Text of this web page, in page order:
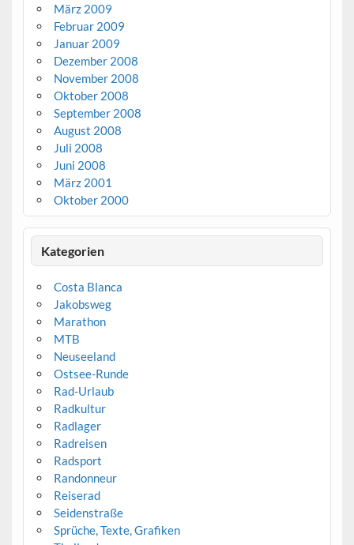
März 2009
Februar 2009
Januar 2009
Dezember 2008
November 2008
Oktober 2008
September 2008
August 2008
Juli 2008
Juni 2008
März 2001
Oktober 2000
Kategorien
Costa Blanca
Jakobsweg
Marathon
MTB
Neuseeland
Ostsee-Runde
Rad-Urlaub
Radkultur
Radlager
Radreisen
Radsport
Randonneur
Reiserad
Seidenstraße
Sprüche, Texte, Grafiken